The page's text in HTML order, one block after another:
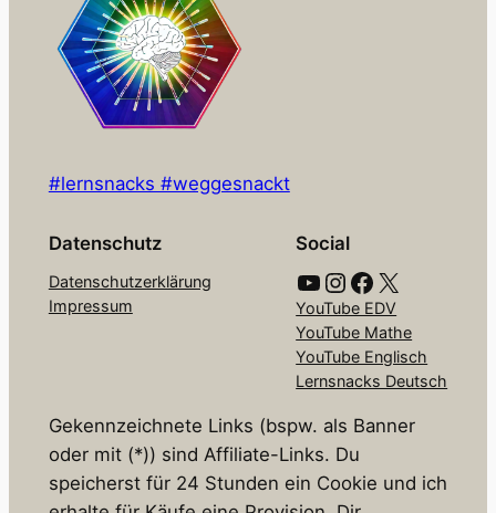
#lernsnacks #weggesnackt
Datenschutz
Datenschutzerklärung
Impressum
Social
YouTube Instagram Facebook X
YouTube EDV
YouTube Mathe
YouTube Englisch
Lernsnacks Deutsch
Gekennzeichnete Links (bspw. als Banner
oder mit (*)) sind Affiliate-Links. Du
speicherst für 24 Stunden ein Cookie und ich